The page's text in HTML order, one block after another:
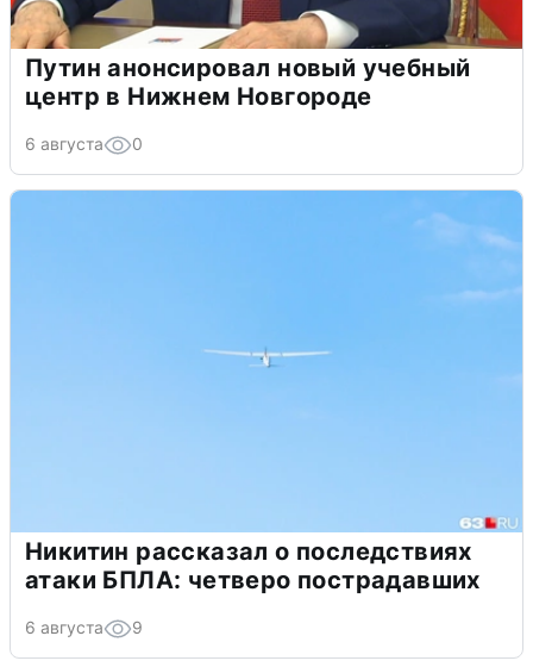
Путин анонсировал новый учебный
центр в Нижнем Новгороде
6 августа 0
Никитин рассказал о последствиях
атаки БПЛА: четверо пострадавших
6 августа 9